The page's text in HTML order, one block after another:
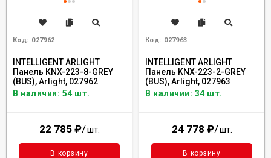
Код: 027962
INTELLIGENT ARLIGHT
Панель KNX-223-8-GREY
(BUS), Arlight, 027962
В наличии: 54 шт.
22 785 ₽/шт.
В корзину
Код: 027963
INTELLIGENT ARLIGHT
Панель KNX-223-2-GREY
(BUS), Arlight, 027963
В наличии: 34 шт.
24 778 ₽/шт.
В корзину